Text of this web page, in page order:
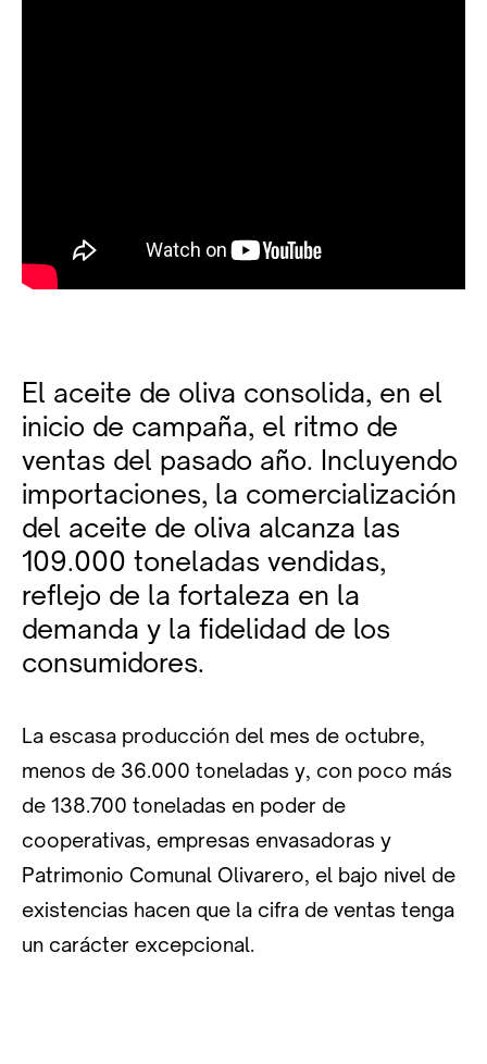
El aceite de oliva consolida, en el
inicio de campaña, el ritmo de
ventas del pasado año. Incluyendo
importaciones, la comercialización
del aceite de oliva alcanza las
109.000 toneladas vendidas,
reflejo de la fortaleza en la
demanda y la fidelidad de los
consumidores.
La escasa producción del mes de octubre,
menos de 36.000 toneladas y, con poco más
de 138.700 toneladas en poder de
cooperativas, empresas envasadoras y
Patrimonio Comunal Olivarero, el bajo nivel de
existencias hacen que la cifra de ventas tenga
un carácter excepcional.